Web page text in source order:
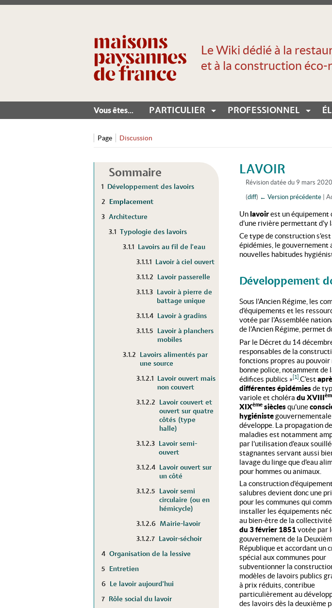
Le Wiki dédié à la
et à la construction éco-
Vous êtes... PARTICULIER PROFESSIONNEL
Page Discussion
Sommaire
1 Développement des lavoirs
2 Emplacement
3 Architecture
3.1 Typologie des lavoirs
3.1.1 Lavoirs au fil de l'eau
3.1.1.1 Lavoir à ciel ouvert
3.1.1.2 Lavoir passerelle
3.1.1.3 Lavoir à pierre de
battage unique
3.1.1.4 Lavoir à gradins
3.1.1.5 Lavoir à planchers
mobiles
3.1.2 Lavoirs alimentés par
une source
3.1.2.1 Lavoir ouvert mais
non couvert
3.1.2.2 Lavoir couvert et
ouvert sur quatre
côtés (type
halle)
3.1.2.3 Lavoir semi-
ouvert
3.1.2.4 Lavoir ouvert sur
un côté
3.1.2.5 Lavoir semi
circulaire (ou en
hémicycle)
3.1.2.6 Mairie-lavoir
3.1.2.7 Lavoir-séchoir
4 Organisation de la lessive
5 Entretien
6 Le lavoir aujourd'hui
7 Rôle social du lavoir
LAVOIR
Révision datée du 9 mars
(diff) ← Version précédente|
Un lavoirest un
d'une rivière permettant d'y
Ce type de construction
épidémies, le
nouvelles habitudes
Développement
Sous l'Ancien Régime, les
d'équipements et les
votée par l'Assemblée
de l'Ancien Régime, permet
Par le Décret du 14
responsables de la
fonctions propres au
bonne police, notamment
édifices publics »[1] C'est
différentes épidémiesde
variole et choléra du XVIII
XIXème sièclesqu'une
hygiéniste
développe. La propagation
maladies est notamment
par l'utilisation d'eaux
stagnantes servant aussi
lavage du linge que d'eau
pour hommes ou animaux.
La construction
salubres devient donc une
pour les communes qui
installer les équipements
au bien-être de la
du 3 février 1851votée par
gouvernement de la
République et accordant un
spécial aux communes pour
subventionner la
modèles de lavoirs publics
à prix réduits, contribue
particulièrement au
des lavoirs dès la deuxième